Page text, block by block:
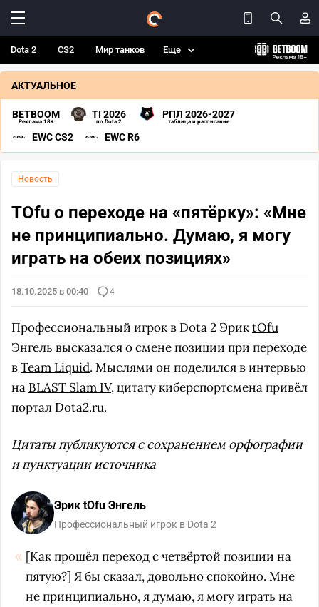
Dota 2 CS2 Мир танков Еще
АКТУАЛЬНОЕ
BETBOOM
Реклама 18+
TI 2026
по Dota 2
РПЛ 2026-2027
таблица и расписание
EWC CS2 EWC R6
Новость
TOfu о переходе на «пятёрку»: «Мне
не принципиально. Думаю, я могу
играть на обеих позициях»
18.10.2025 в 00:40 4
Профессиональный игрок в Dota 2 ЭрикtOfu
Энгель высказался о смене позиции при переходе
вTeam Liquid. Мыслями он поделился в интервью
на BLAST Slam IV, цитату киберспортсмена привёл
портал Dota2.ru.
Цитаты публикуются с сохранением орфографии
и пунктуации источника
Эрик tOfu Энгель
Профессиональный игрок в Dota 2
[Как прошёл переход с четвёртой позиции на
пятую?] Я бы сказал, довольно спокойно. Мне
не принципиально, я думаю, я могу играть на